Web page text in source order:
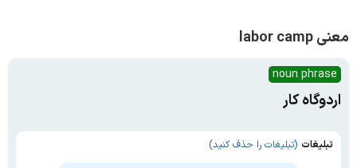
معنی labor camp
noun phrase
اردوگاه کار
تبلیغات (تبلیغات را حذف کنید)